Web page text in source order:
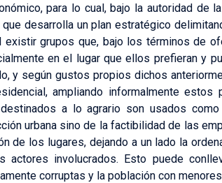
para lo cual, bajo la autoridad de
que desarrolla un plan estratégico
existir grupos que, bajo los términos de
en el lugar que ellos prefieran y
y según gustos propios dichos
ampliando informalmente
a lo agrario son usados
urbana sino de la factibilidad de las
de los lugares, dejando a un lado la
actores involucrados. Esto puede
corruptas y la población con